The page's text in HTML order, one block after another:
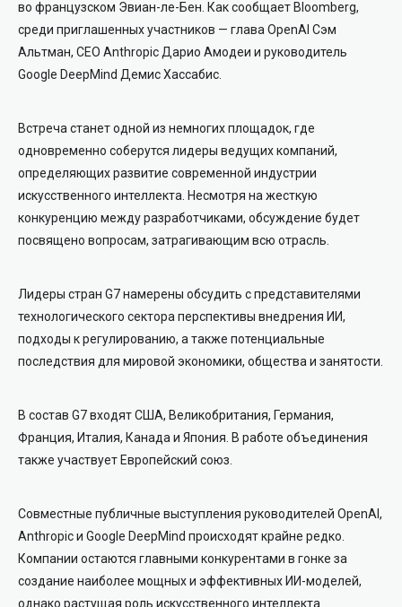
во французском Эвиан-ле-Бен. Как сообщает Bloomberg,
среди приглашенных участников — глава OpenAI Сэм
Альтман, CEO Anthropic Дарио Амодеи и руководитель
Google DeepMind Демис Хассабис.
Встреча станет одной из немногих площадок, где
одновременно соберутся лидеры ведущих компаний,
определяющих развитие современной индустрии
искусственного интеллекта. Несмотря на жесткую
конкуренцию между разработчиками, обсуждение будет
посвящено вопросам, затрагивающим всю отрасль.
Лидеры стран G7 намерены обсудить с представителями
технологического сектора перспективы внедрения ИИ,
подходы к регулированию, а также потенциальные
последствия для мировой экономики, общества и занятости.
В состав G7 входят США, Великобритания, Германия,
Франция, Италия, Канада и Япония. В работе объединения
также участвует Европейский союз.
Совместные публичные выступления руководителей OpenAI,
Anthropic и Google DeepMind происходят крайне редко.
Компании остаются главными конкурентами в гонке за
создание наиболее мощных и эффективных ИИ-моделей,
однако растущая роль искусственного интеллекта